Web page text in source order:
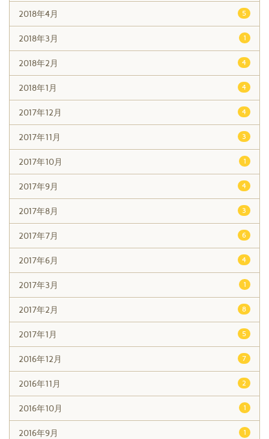
5
2018年4月
1
2018年3月
4
2018年2月
4
2018年1月
4
2017年12月
3
2017年11月
1
2017年10月
4
2017年9月
3
2017年8月
6
2017年7月
4
2017年6月
1
2017年3月
8
2017年2月
5
2017年1月
7
2016年12月
2
2016年11月
1
2016年10月
1
2016年9月